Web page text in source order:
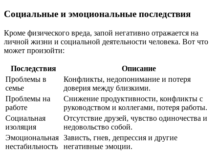
Социальные и эмоциональные последствия
Кроме физического вреда, запой негативно отражается на
личной жизни и социальной деятельности человека. Вот что
может произойти:
Последствия
Описание
Проблемы в
семье
Конфликты, недопонимание и потеря
доверия между близкими.
Проблемы на
работе
Снижение продуктивности, конфликты с
руководством и коллегами, потеря работы.
Социальная
изоляция
Отсутствие друзей, чувство одиночества и
недовольство собой.
Эмоциональная
нестабильность
Зависть, гнев, депрессия и другие
негативные эмоции.